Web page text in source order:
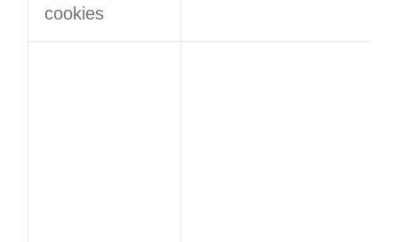
cookies